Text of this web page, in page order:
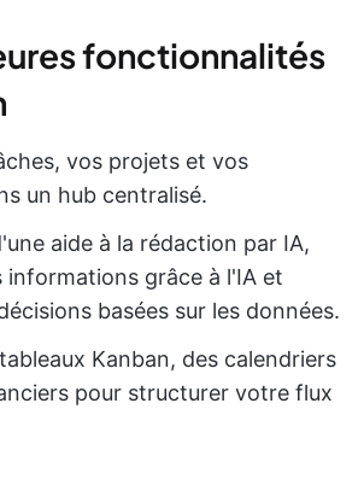
fonctionnalités
vos projets et vos
un hub centralisé.
aide à la rédaction par IA,
informations grâce à l'IA et
basées sur les données.
Kanban, des calendriers
pour structurer votre flux